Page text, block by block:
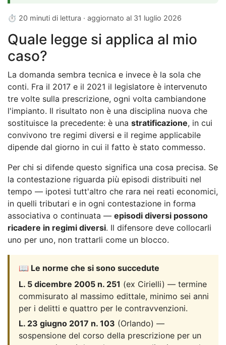
⏱ 20 minuti di lettura · aggiornato al 31 luglio 2026
Quale legge si applica al mio
caso?
La domanda sembra tecnica e invece è la sola che
conti. Fra il 2017 e il 2021 il legislatore è intervenuto
tre volte sulla prescrizione, ogni volta cambiandone
l'impianto. Il risultato non è una disciplina nuova che
sostituisce la precedente: è una stratificazione, in cui
convivono tre regimi diversi e il regime applicabile
dipende dal giorno in cui il fatto è stato commesso.
Per chi si difende questo significa una cosa precisa. Se
la contestazione riguarda più episodi distribuiti nel
tempo — ipotesi tutt'altro che rara nei reati economici,
in quelli tributari e in ogni contestazione in forma
associativa o continuata — episodi diversi possono
ricadere in regimi diversi. Il difensore deve collocarli
uno per uno, non trattarli come un blocco.
📖 Le norme che si sono succedute
L. 5 dicembre 2005 n. 251 (ex Cirielli) — termine
commisurato al massimo edittale, minimo sei anni
per i delitti e quattro per le contravvenzioni.
L. 23 giugno 2017 n. 103 (Orlando) —
sospensione del corso della prescrizione per un